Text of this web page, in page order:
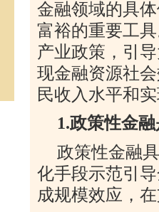
金融领域的具
富裕的重要工
产业政策，引
现金融资源社
民收入水平和
1.政策性金
政策性金融
化手段示范引
成规模效应，